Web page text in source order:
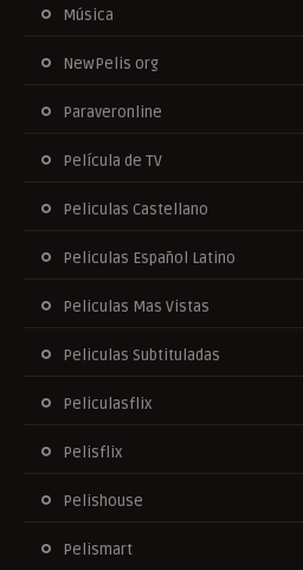
Música
NewPelis org
Paraveronline
Película de TV
Peliculas Castellano
Peliculas Español Latino
Peliculas Mas Vistas
Peliculas Subtituladas
Peliculasflix
Pelisflix
Pelishouse
Pelismart